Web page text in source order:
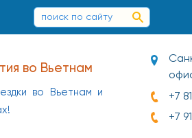
во Вьетнам
во Вьетнам и
+7
+7